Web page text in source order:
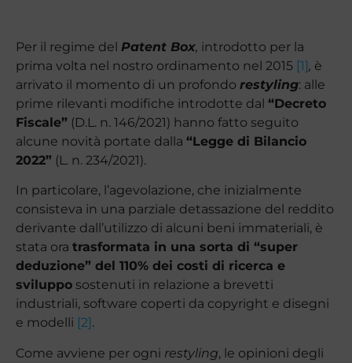
Per il regime del Patent Box, introdotto per la
prima volta nel nostro ordinamento nel 2015 [1], è
arrivato il momento di un profondo restyling: alle
prime rilevanti modifiche introdotte dal “Decreto
Fiscale” (D.L. n. 146/2021) hanno fatto seguito
alcune novità portate dalla “Legge di Bilancio
2022” (L. n. 234/2021).
In particolare, l’agevolazione, che inizialmente
consisteva in una parziale detassazione del reddito
derivante dall’utilizzo di alcuni beni immateriali, è
stata ora trasformata in una sorta di “super
deduzione” del 110% dei costi di ricerca e
sviluppo sostenuti in relazione a brevetti
industriali, software coperti da copyright e disegni
e modelli [2] .
Come avviene per ogni restyling, le opinioni degli